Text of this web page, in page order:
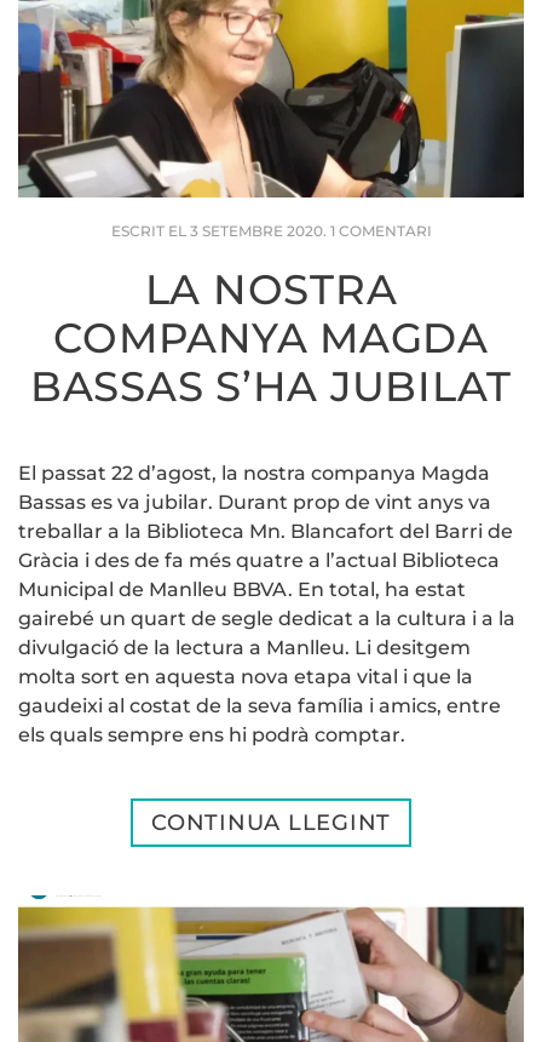
ESCRIT EL 3 SETEMBRE 2020. 1 COMENTARIA
BASSAS
S’HA
LA NOSTRA
COMPANYA MAGDA
BASSAS S’HA JUBILAT
El passat 22 d’agost, la nostra companya Magda
Bassas es va jubilar. Durant prop de vint anys va
treballar a la Biblioteca Mn. Blancafort del Barri de
Gràcia i des de fa més quatre a l’actual Biblioteca
Municipal de Manlleu BBVA. En total, ha estat
gairebé un quart de segle dedicat a la cultura i a la
divulgació de la lectura a Manlleu. Li desitgem
molta sort en aquesta nova etapa vital i que la
gaudeixi al costat de la seva família i amics, entre
els quals sempre ens hi podrà comptar.
CONTINUA LLEGINT